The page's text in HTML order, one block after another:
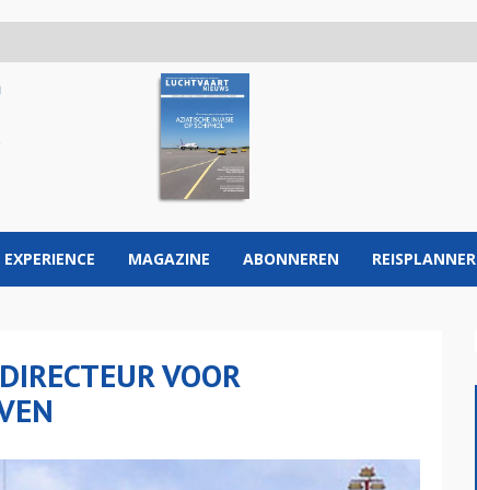
EXPERIENCE MAGAZINE ABONNEREN REISPLANNER
VOOR